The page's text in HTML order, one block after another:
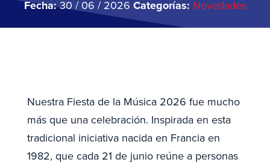
Fecha:30 / 06 / 2026 Categorías: Novedades
Nuestra Fiesta de la Música 2026 fue mucho
más que una celebración. Inspirada en esta
tradicional iniciativa nacida en Francia en
1982, que cada 21 de junio reúne a personas